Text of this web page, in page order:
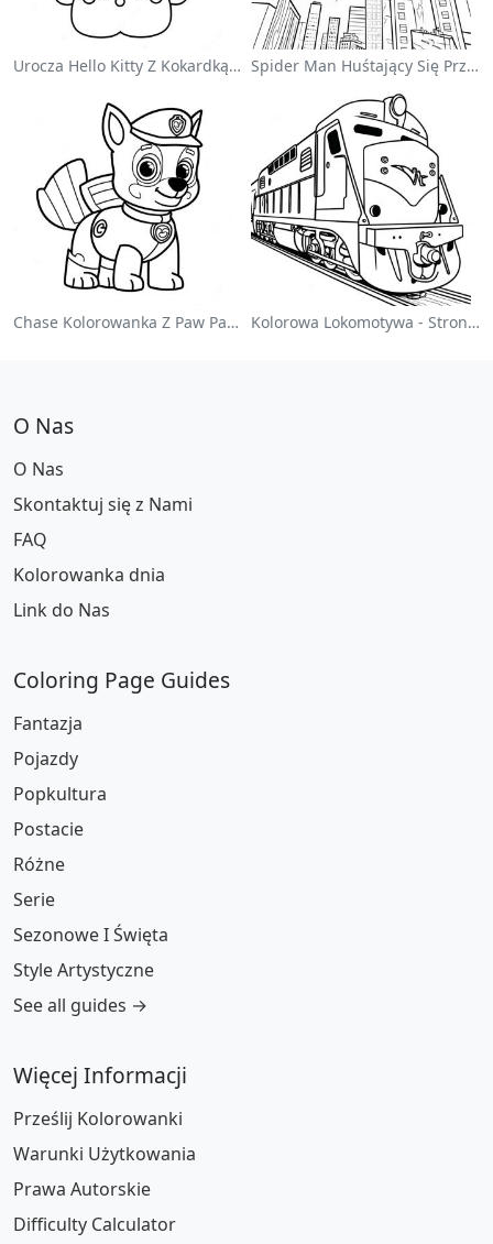
Urocza Hello Kitty Z Kokardką - Kolorowanka Spider Man Huśtający Się Przez Miasto - Kolorowanka
Chase Kolorowanka Z Paw Patrol Kolorowa Lokomotywa - Strona Do Kolorowania
O Nas
O Nas
Skontaktuj się z Nami
FAQ
Kolorowanka dnia
Link do Nas
Coloring Page Guides
Fantazja
Pojazdy
Popkultura
Postacie
Różne
Serie
Sezonowe I Święta
Style Artystyczne
See all guides →
Więcej Informacji
Prześlij Kolorowanki
Warunki Użytkowania
Prawa Autorskie
Difficulty Calculator